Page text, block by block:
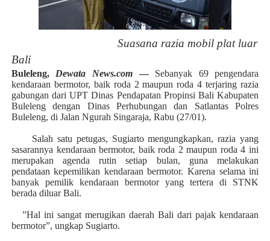
Suasana razia mobil plat luar
Bali
Buleleng, Dewata News.com —Sebanyak 69 pengendara
kendaraan bermotor, baik roda 2 maupun roda 4 terjaring razia
gabungan dari UPT Dinas Pendapatan Propinsi Bali Kabupaten
Buleleng dengan Dinas Perhubungan dan Satlantas Polres
Buleleng, di Jalan Ngurah Singaraja, Rabu (27/01).
Salah satu petugas, Sugiarto mengungkapkan, razia yang
sasarannya kendaraan bermotor, baik roda 2 maupun roda 4 ini
merupakan agenda rutin setiap bulan, guna melakukan
pendataan kepemilikan kendaraan bermotor. Karena selama ini
banyak pemilik kendaraan bermotor yang tertera di STNK
berada diluar Bali.
”Hal ini sangat merugikan daerah Bali dari pajak kendaraan
bermotor”, ungkap Sugiarto.